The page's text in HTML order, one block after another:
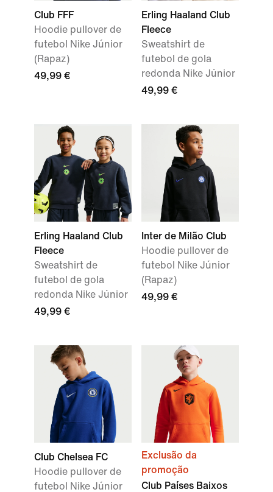
Club FFF
Hoodie pullover de
futebol Nike Júnior
(Rapaz)
49,99 €
Erling Haaland Club
Fleece
Sweatshirt de
futebol de gola
redonda Nike Júnior
49,99 €
Erling Haaland Club
Fleece
Sweatshirt de
futebol de gola
redonda Nike Júnior
49,99 €
Inter de Milão Club
Hoodie pullover de
futebol Nike Júnior
(Rapaz)
49,99 €
Club Chelsea FC
Hoodie pullover de
futebol Nike Júnior
Exclusão da
promoção
Club Países Baixos